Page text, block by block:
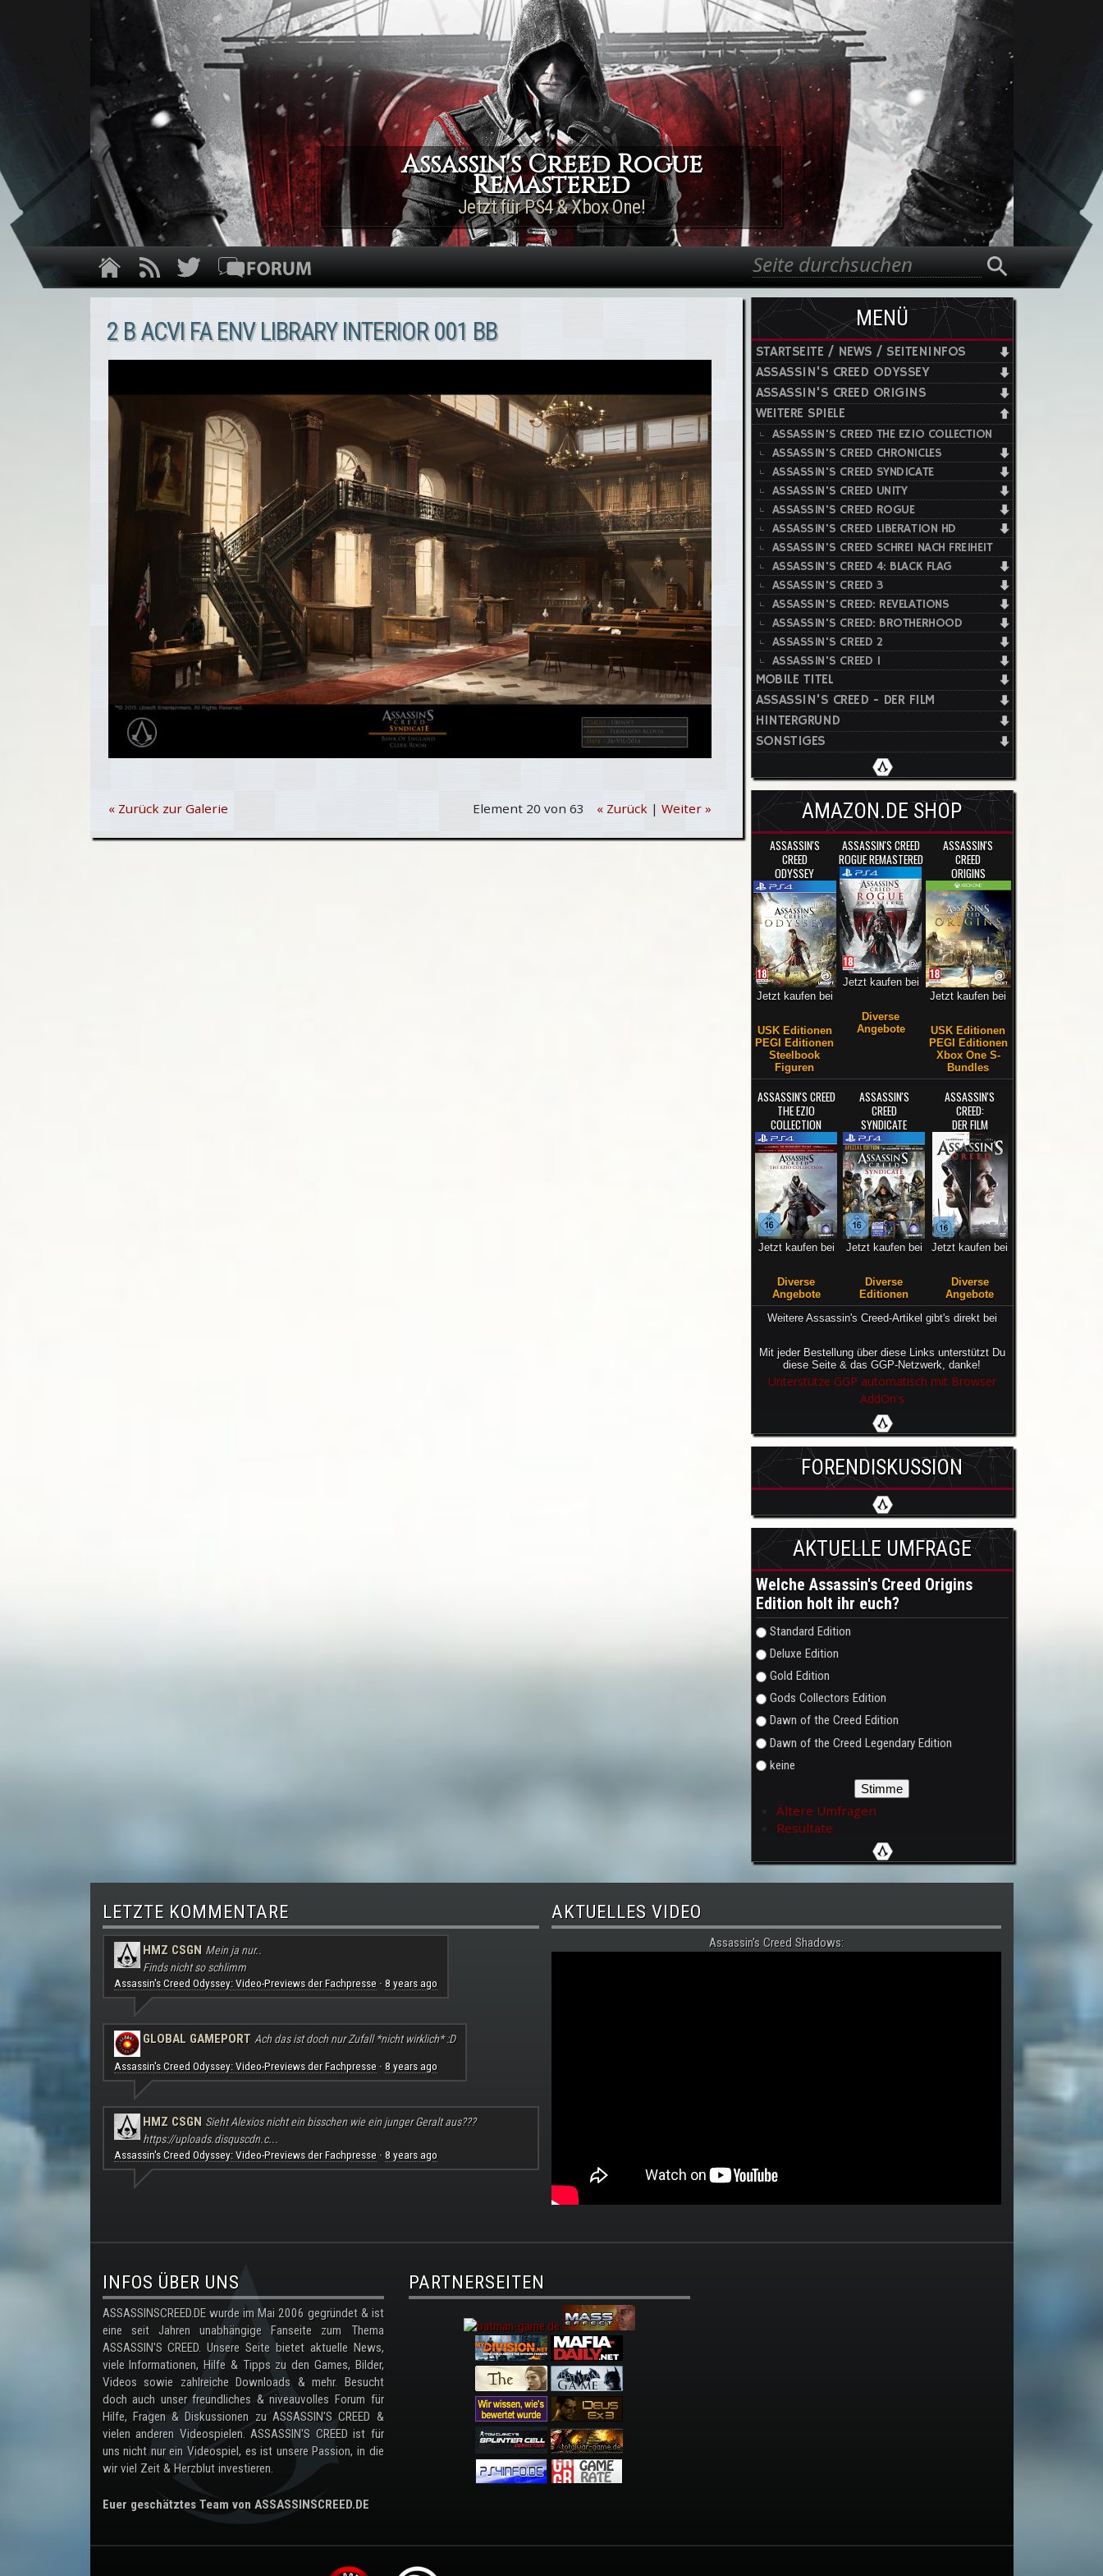
Direkt zum Inhalt
Assassin's Creed Rogue
Remastered
Jetzt für PS4 & Xbox One!
Suchformular
Suche
2 B ACVI FA ENV LIBRARY INTERIOR 001 BB
« Zurück zur Galerie Element 20 von 63 « Zurück |Weiter »
MENÜ
STARTSEITE / NEWS / SEITENINFOS
ASSASSIN'S CREED ODYSSEY
ASSASSIN'S CREED ORIGINS
WEITERE SPIELE
ASSASSIN'S CREED THE EZIO COLLECTION
ASSASSIN'S CREED CHRONICLES
ASSASSIN'S CREED SYNDICATE
ASSASSIN'S CREED UNITY
ASSASSIN'S CREED ROGUE
ASSASSIN'S CREED LIBERATION HD
ASSASSIN'S CREED SCHREI NACH FREIHEIT
ASSASSIN'S CREED 4: BLACK FLAG
ASSASSIN'S CREED 3
ASSASSIN'S CREED: REVELATIONS
ASSASSIN'S CREED: BROTHERHOOD
ASSASSIN'S CREED 2
ASSASSIN'S CREED 1
MOBILE TITEL
ASSASSIN'S CREED - DER FILM
HINTERGRUND
SONSTIGES
AMAZON.DE SHOP
ASSASSIN'S
CREED
ODYSSEY
Jetzt kaufen bei
USK Editionen
PEGI Editionen
Steelbook
Figuren
ASSASSIN'S CREED
ROGUE REMASTERED
Jetzt kaufen bei
Diverse
Angebote
ASSASSIN'S
CREED
ORIGINS
Jetzt kaufen bei
USK Editionen
PEGI Editionen
Xbox One S-
Bundles
ASSASSIN'S CREED
THE EZIO
COLLECTION
Jetzt kaufen bei
Diverse
Angebote
ASSASSIN'S
CREED
SYNDICATE
Jetzt kaufen bei
Diverse
Editionen
ASSASSIN'S
CREED:
DER FILM
Jetzt kaufen bei
Diverse
Angebote
Weitere Assassin's Creed-Artikel gibt's direkt bei
Mit jeder Bestellung über diese Links unterstützt Du
diese Seite & das GGP-Netzwerk, danke!
Unterstütze GGP automatisch mit Browser
AddOn's
FORENDISKUSSION
AKTUELLE UMFRAGE
Welche Assassin's Creed Origins
Edition holt ihr euch?
Auswahlmöglichkeiten
Standard Edition
Deluxe Edition
Gold Edition
Gods Collectors Edition
Dawn of the Creed Edition
Dawn of the Creed Legendary Edition
keine
Ältere Umfragen
Resultate
LETZTE KOMMENTARE
HMZ CSGN Mein ja nur..
Finds nicht so schlimm
Assassin's Creed Odyssey: Video-Previews der Fachpresse· 8 years ago
GLOBAL GAMEPORT Ach das ist doch nur Zufall *nicht wirklich* :D
Assassin's Creed Odyssey: Video-Previews der Fachpresse· 8 years ago
HMZ CSGN Sieht Alexios nicht ein bisschen wie ein junger Geralt aus???
https://uploads.disquscdn.c...
Assassin's Creed Odyssey: Video-Previews der Fachpresse· 8 years ago
AKTUELLES VIDEO
Assassin's Creed Shadows:
.
INFOS ÜBER UNS
ASSASSINSCREED.DE wurde im Mai 2006 gegründet & ist
eine seit Jahren unabhängige Fanseite zum Thema
ASSASSIN'S CREED. Unsere Seite bietet aktuelle News,
viele Informationen, Hilfe & Tipps zu den Games, Bilder,
Videos sowie zahlreiche Downloads & mehr. Besucht
doch auch unser freundliches & niveauvolles Forum für
Hilfe, Fragen & Diskussionen zu ASSASSIN'S CREED &
vielen anderen Videospielen. ASSASSIN'S CREED ist für
uns nicht nur ein Videospiel, es ist unsere Passion, in die
wir viel Zeit & Herzblut investieren.
Euer geschätztes Team von ASSASSINSCREED.DE
PARTNERSEITEN